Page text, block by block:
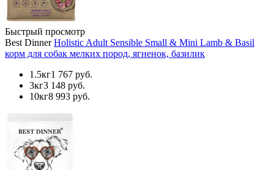
Быстрый просмотр
Best Dinner Holistic Adult Sensible Small & Mini Lamb & Basil
корм для собак мелких пород, ягненок, базилик
1.5кг1 767 руб.
3кг3 148 руб.
10кг8 993 руб.